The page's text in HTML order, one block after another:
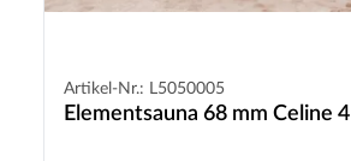
Artikel-Nr.: L5050005
Elementsauna 68 mm Celine 4